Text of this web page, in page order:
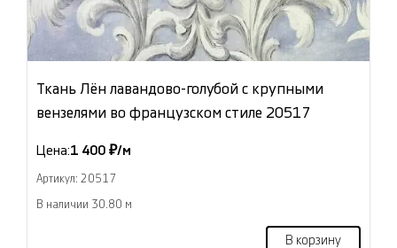
Ткань Лён лавандово-голубой с крупными
вензелями во французском стиле 20517
Цена:1 400 ₽/м
Артикул: 20517
В наличии 30.80 м
В корзину